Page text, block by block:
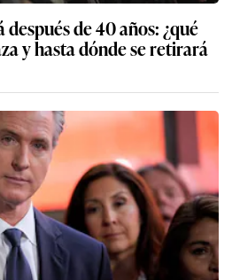
de 40 años: ¿qué
y hasta dónde se retirará